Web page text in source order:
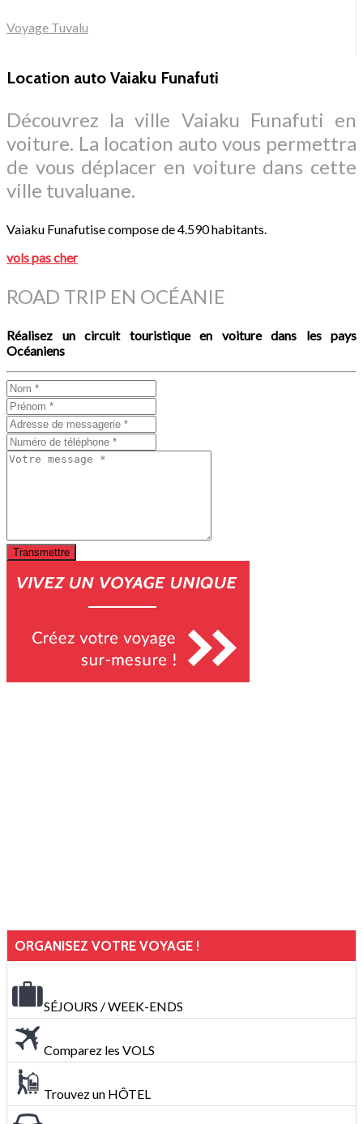
Voyage Tuvalu
Location auto Vaiaku Funafuti
Découvrez la ville Vaiaku Funafuti en
voiture. La location auto vous permettra
de vous déplacer en voiture dans cette
ville tuvaluane.
Vaiaku Funafutise compose de 4.590 habitants.
vols pas cher
ROAD TRIP EN OCÉANIE
Réalisez un circuit touristique en voiture dans les pays
Océaniens
ORGANISEZ VOTRE VOYAGE !
SÉJOURS / WEEK-ENDS
Comparez les VOLS
Trouvez un HÔTEL